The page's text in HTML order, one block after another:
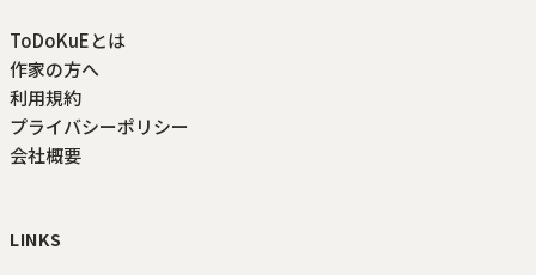
ToDoKuEとは
作家の方へ
利用規約
プライバシーポリシー
会社概要
LINKS